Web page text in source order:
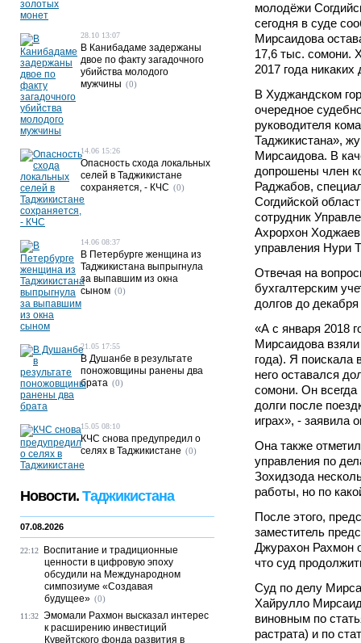
молодёжи
сегодня в суде
Мирсаидова
17,6 тыс. сомони.
2017 года
В Худжандском
очередное
руководителя
Таджикистана»,
Мирсаидова. В
допрошены член
Раджабов,
Согдийской
сотрудник
Ахрорхон Ходжаев
управления Нури
Отвечая на
бухгалтерским
долгов до
«А с января 2018
Мирсаидова
года). Я поискала
него оставался
сомони. Он всегда
долги после
играх», - заявила
Она также
управления по
Зохидзода
работы, но по
После этого,
заместитель
Джурахон Рахмон
что суд
Суд по делу
Хайрулло
виновным по
растрата) и по
28.10 13:07
В Канибадаме задержаны
двое по факту загадочного
убийства молодого
мужчины (0)
14.06 15:26
Опасность схода локальных
селей в Таджикистане
сохраняется, - КЧС (0)
14.06 08:37
В Петербурге женщина из
Таджикистана выпрыгнула
за выпавшим из окна
сыном (0)
21.05 17:55
В Душанбе в результате
поножовщины ранены два
брата (0)
15.05 08:10
КЧС снова предупредил о
селях в Таджикистане (0)
Новости. Таджикистана
07.08.2026
22:12
Воспитание и традиционные
ценности в цифровую эпоху
обсудили на Международном
симпозиуме «Создавая
будущее» (0)
11:32 Эмомали Рахмон высказал интерес
к расширению инвестиций
Кувейтского фонда развития в